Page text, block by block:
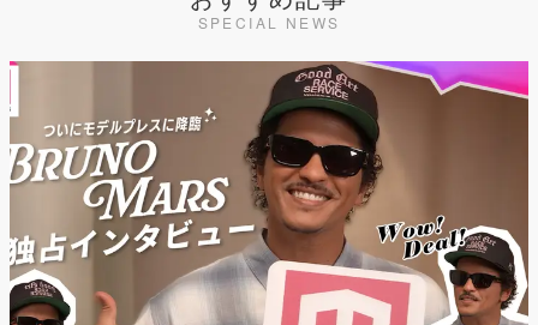
SPECIAL NEWS